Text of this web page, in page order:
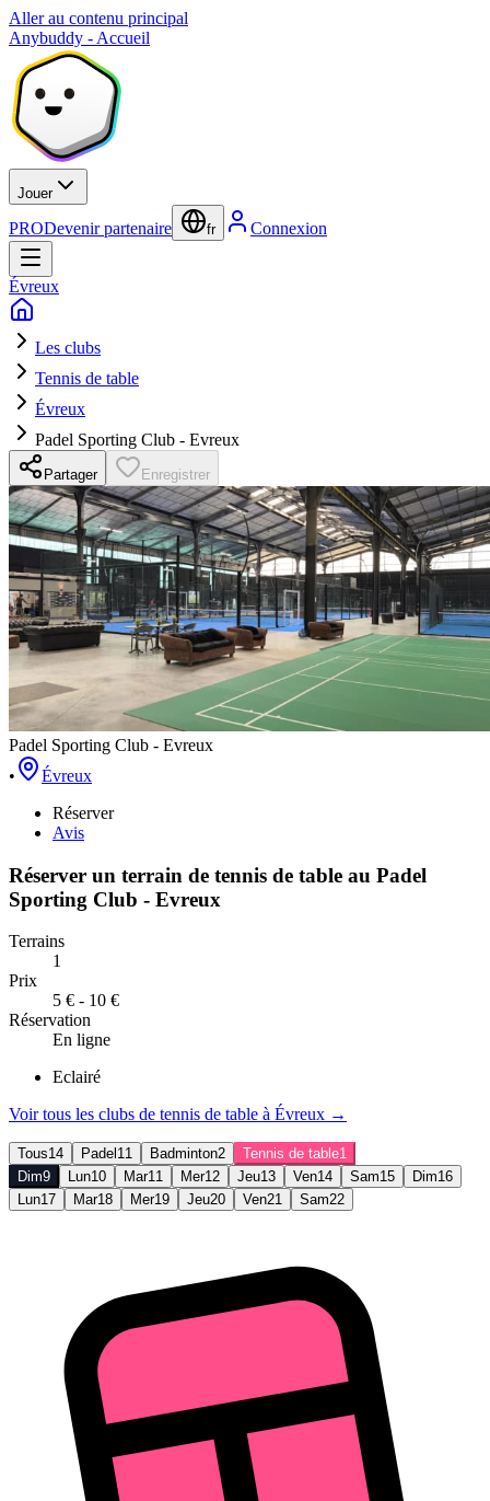
Aller au contenu principal
Anybuddy - Accueil
Jouer
PRODevenir partenaire fr Connexion
Évreux
Les clubs
Tennis de table
Évreux
Padel Sporting Club - Evreux
Partager Enregistrer
Padel Sporting Club - Evreux
•
Évreux
Réserver
Avis
Réserver un terrain de tennis de table au Padel
Sporting Club - Evreux
Terrains
1
Prix
5 € - 10 €
Réservation
En ligne
Eclairé
Voir tous les clubs de tennis de table à Évreux →
Tous14 Padel 11 Badminton2 Tennis de table1
Dim9 Lun10 Mar11 Mer12 Jeu13 Ven14 Sam15 Dim16
Lun17 Mar18 Mer19 Jeu20 Ven21 Sam22